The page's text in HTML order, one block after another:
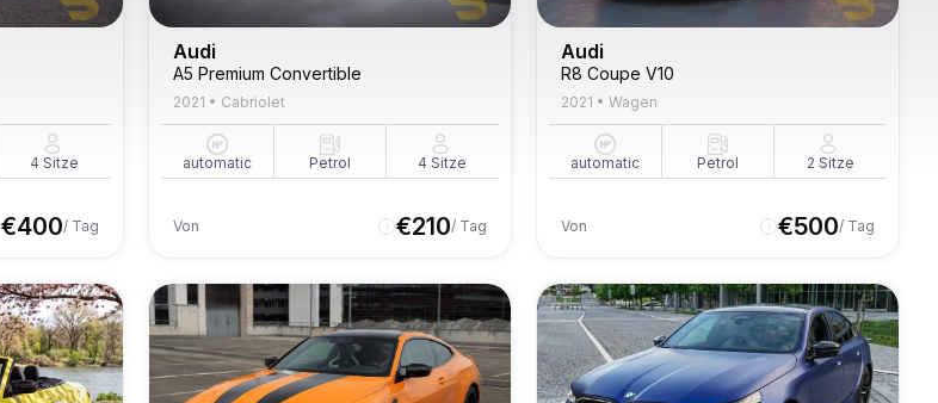
4 Sitze
€400/ Tag
Audi
A5 Premium Convertible
2021 • Cabriolet
automatic Petrol 4 Sitze
Von €210/ Tag
Audi
R8 Coupe V10
2021 • Wagen
automatic Petrol 2 Sitze
Von €500/ Tag